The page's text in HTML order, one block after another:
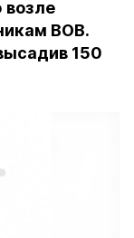
возле
ВОВ.
150